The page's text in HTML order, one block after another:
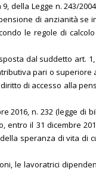
della Legge n. 243/
di anzianità se
le regole di
dal suddetto art. 1,
pari o
di accesso alla
2016, n. 232 (legge
il 31 dicembre
speranza di vita di
le lavoratrici